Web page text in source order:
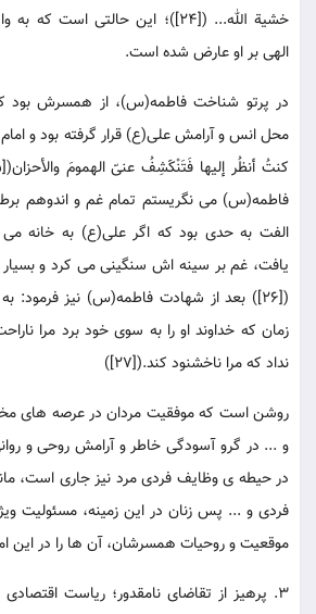
خشیة الله... ([24])؛ این حالتی
الهی بر او عارض شده است.
در پرتو شناخت فاطمه(س)، از همسرش بود
محل انس و آرامش علی(ع) قرار گرفته بود و
فاطمه(س) می نگریستم تمام غم و اندوهم
الفت به حدی بود که اگر علی(ع) به خانه
یافت، غم بر سینه اش سنگینی می کرد و
([26]) بعد از شهادت فاطمه(س) نیز فرمود:
زمان که خداوند او را به سوی خود برد مرا
نداد که مرا ناخشنود کند.([27])
روشن است که موفقیت مردان در عرصه های
و ... در گرو آسودگی خاطر و آرامش روحی و
در حیطه ی وظایف فردی مرد نیز جاری است،
فردی و ... پس زنان در این زمینه، مسئولیت
موقعیت و روحیات همسرشان، آن ها را در این
3. پرهیز از تقاضای نامقدور؛ ریاست